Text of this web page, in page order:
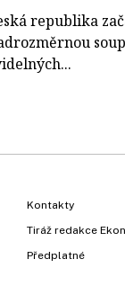
republika
Kontakty
Tiráž redakce
Předplatné